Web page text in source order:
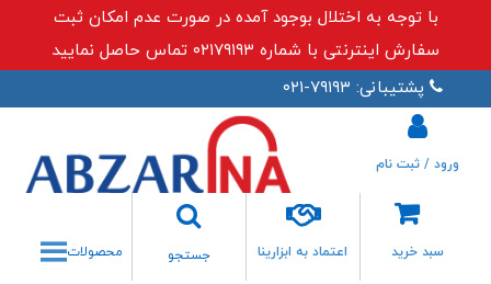
با توجه به اختلال بوجود آمده در صورت عدم امکان ثبت
سفارش اینترنتی با شماره ۰۲۱۷۹۱۹۳ تماس حاصل نمایید
پشتیبانی: ۷۹۱۹۳-۰۲۱
سبد خرید اعتماد به ابزارینا
جستجو
جستجو
ورود / ثبت نام
محصولات